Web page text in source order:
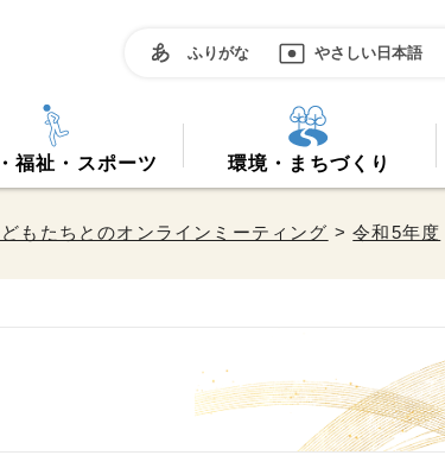
ふりがな やさしい日本語
福祉・スポーツ 環境・まちづくり
もたちとのオンラインミーティング >令和5年度